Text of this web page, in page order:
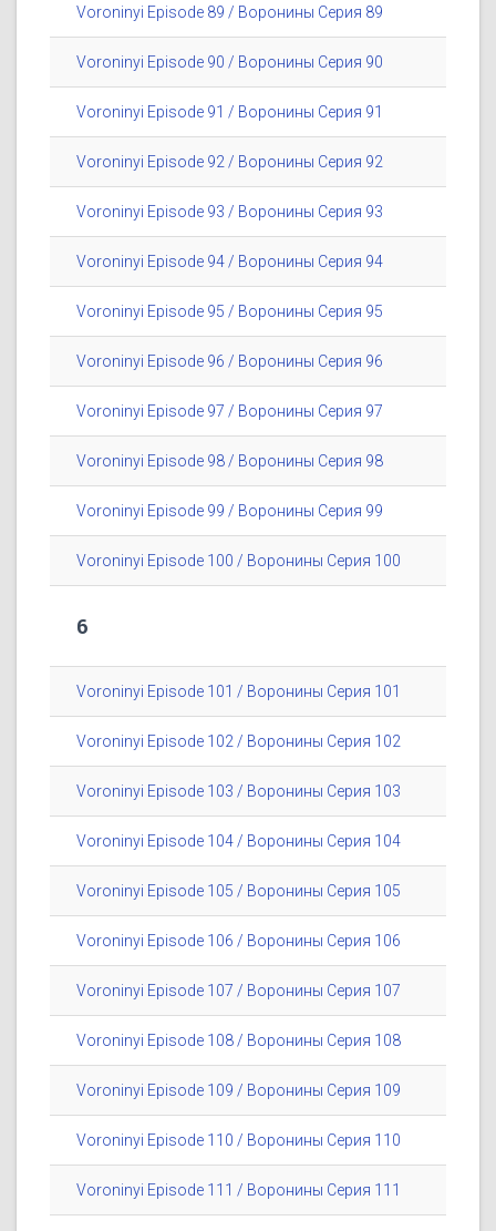
Voroninyi Episode 89 / Воронины Серия 89
Voroninyi Episode 90 / Воронины Серия 90
Voroninyi Episode 91 / Воронины Серия 91
Voroninyi Episode 92 / Воронины Серия 92
Voroninyi Episode 93 / Воронины Серия 93
Voroninyi Episode 94 / Воронины Серия 94
Voroninyi Episode 95 / Воронины Серия 95
Voroninyi Episode 96 / Воронины Серия 96
Voroninyi Episode 97 / Воронины Серия 97
Voroninyi Episode 98 / Воронины Серия 98
Voroninyi Episode 99 / Воронины Серия 99
Voroninyi Episode 100 / Воронины Серия 100
6
Voroninyi Episode 101 / Воронины Серия 101
Voroninyi Episode 102 / Воронины Серия 102
Voroninyi Episode 103 / Воронины Серия 103
Voroninyi Episode 104 / Воронины Серия 104
Voroninyi Episode 105 / Воронины Серия 105
Voroninyi Episode 106 / Воронины Серия 106
Voroninyi Episode 107 / Воронины Серия 107
Voroninyi Episode 108 / Воронины Серия 108
Voroninyi Episode 109 / Воронины Серия 109
Voroninyi Episode 110 / Воронины Серия 110
Voroninyi Episode 111 / Воронины Серия 111